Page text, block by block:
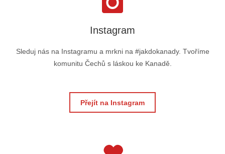
Instagram
Sleduj nás na Instagramu a mrkni na #jakdokanady. Tvoříme
komunitu Čechů s láskou ke Kanadě.
Přejít na Instagram